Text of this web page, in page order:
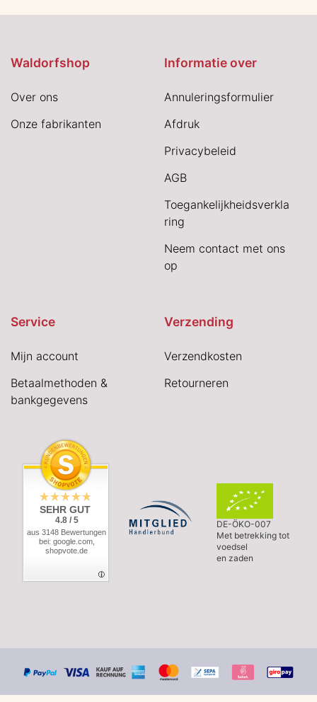
Waldorfshop
Over ons
Onze fabrikanten
Informatie over
Annuleringsformulier
Afdruk
Privacybeleid
AGB
Toegankelijkheidsverkla
ring
Neem contact met ons
op
Service
Mijn account
Betaalmethoden &
bankgegevens
Verzending
Verzendkosten
Retourneren
SEHR GUT
4.8 / 5
aus 3148 Bewertungen
bei: google.com,
shopvote.de
DE-ÖKO-007
Met betrekking tot
voedsel
en zaden